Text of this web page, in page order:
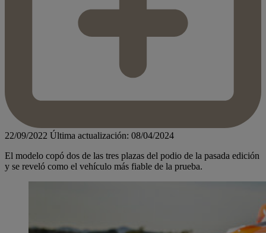
22/09/2022 Última actualización: 08/04/2024
El modelo copó dos de las tres plazas del podio de la pasada edición
y se reveló como el vehículo más fiable de la prueba.